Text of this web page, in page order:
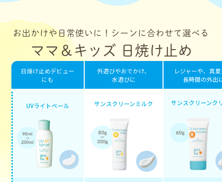
お出かけや日常使いに！シーンに合わせて選べる
ママ＆キッズ 日焼け止め
日焼け止めデビュー
にも
外遊びやおでかけ、
水遊びに
レジャーや、真
長時間の外出
UVライトベール サンスクリーンミルク サンスクリーンク